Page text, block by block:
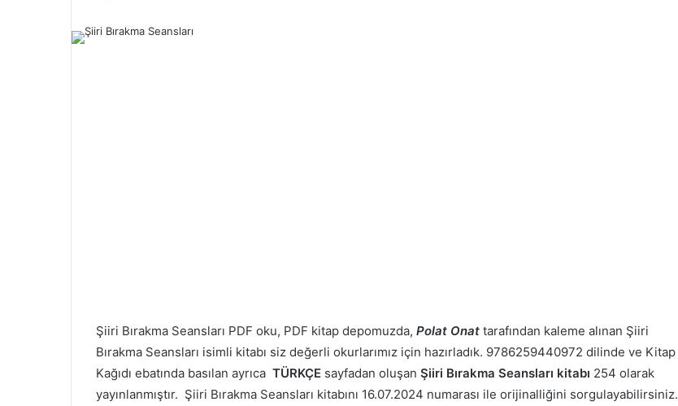
Şiiri Bırakma Seansları PDF oku, PDF kitap depomuzda, Polat Onat tarafından kaleme alınan Şiiri
Bırakma Seansları isimli kitabı siz değerli okurlarımız için hazırladık. 9786259440972 dilinde ve Kitap
Kağıdı ebatında basılan ayrıca TÜRKÇE sayfadan oluşan Şiiri Bırakma Seansları kitabı 254 olarak
yayınlanmıştır. Şiiri Bırakma Seansları kitabını 16.07.2024 numarası ile orijinalliğini sorgulayabilirsiniz.